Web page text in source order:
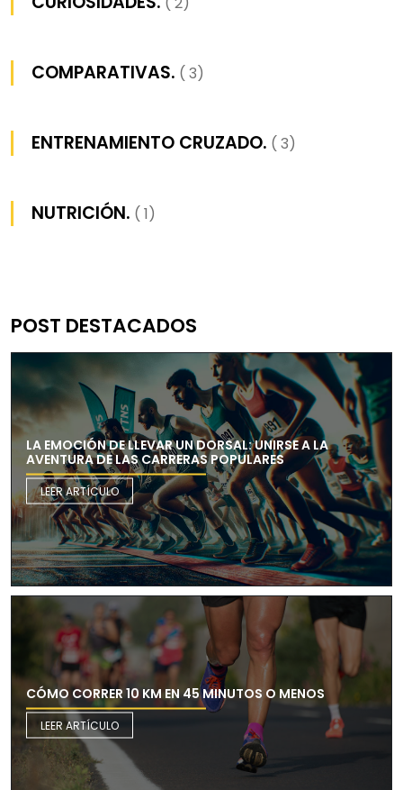
COMPARATIVAS. ( 3)
ENTRENAMIENTO CRUZADO. ( 3)
NUTRICIÓN. ( 1)
POST DESTACADOS
LA EMOCIÓN DE LLEVAR UN DORSAL: UNIRSE A LA
AVENTURA DE LAS CARRERAS POPULARES
LEER ARTÍCULO
CÓMO CORRER 10 KM EN 45 MINUTOS O MENOS
LEER ARTÍCULO